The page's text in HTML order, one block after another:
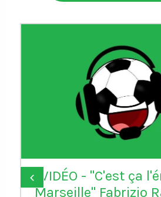
VIDÉO - "C'est ça
Marseille" Fabrizio
‹